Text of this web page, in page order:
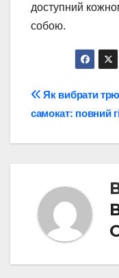
доступний
собою.
Як вибрати
самокат: повний